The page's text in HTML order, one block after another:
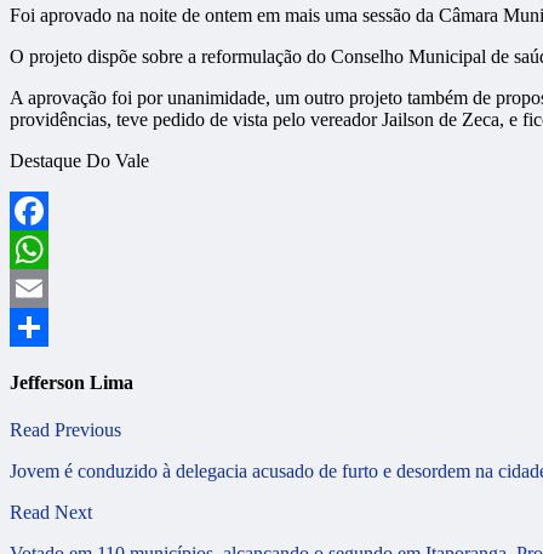
Foi aprovado na noite de ontem em mais uma sessão da Câmara
O projeto dispõe sobre a reformulação do Conselho Municipal de
A aprovação foi por unanimidade, um outro projeto também de
providências, teve pedido de vista pelo vereador Jailson de Zeca, e
Destaque Do Vale
Facebook
WhatsApp
Email
Jefferson Lima
Read Previous
Jovem é conduzido à delegacia acusado de furto e desordem na
Read Next